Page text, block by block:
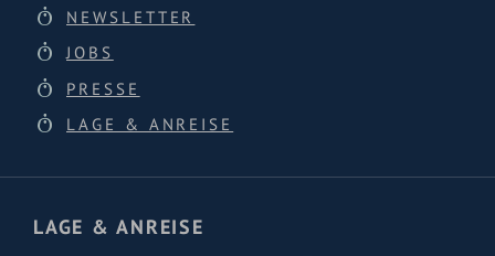
NEWSLETTER
JOBS
PRESSE
LAGE & ANREISE
LAGE & ANREISE